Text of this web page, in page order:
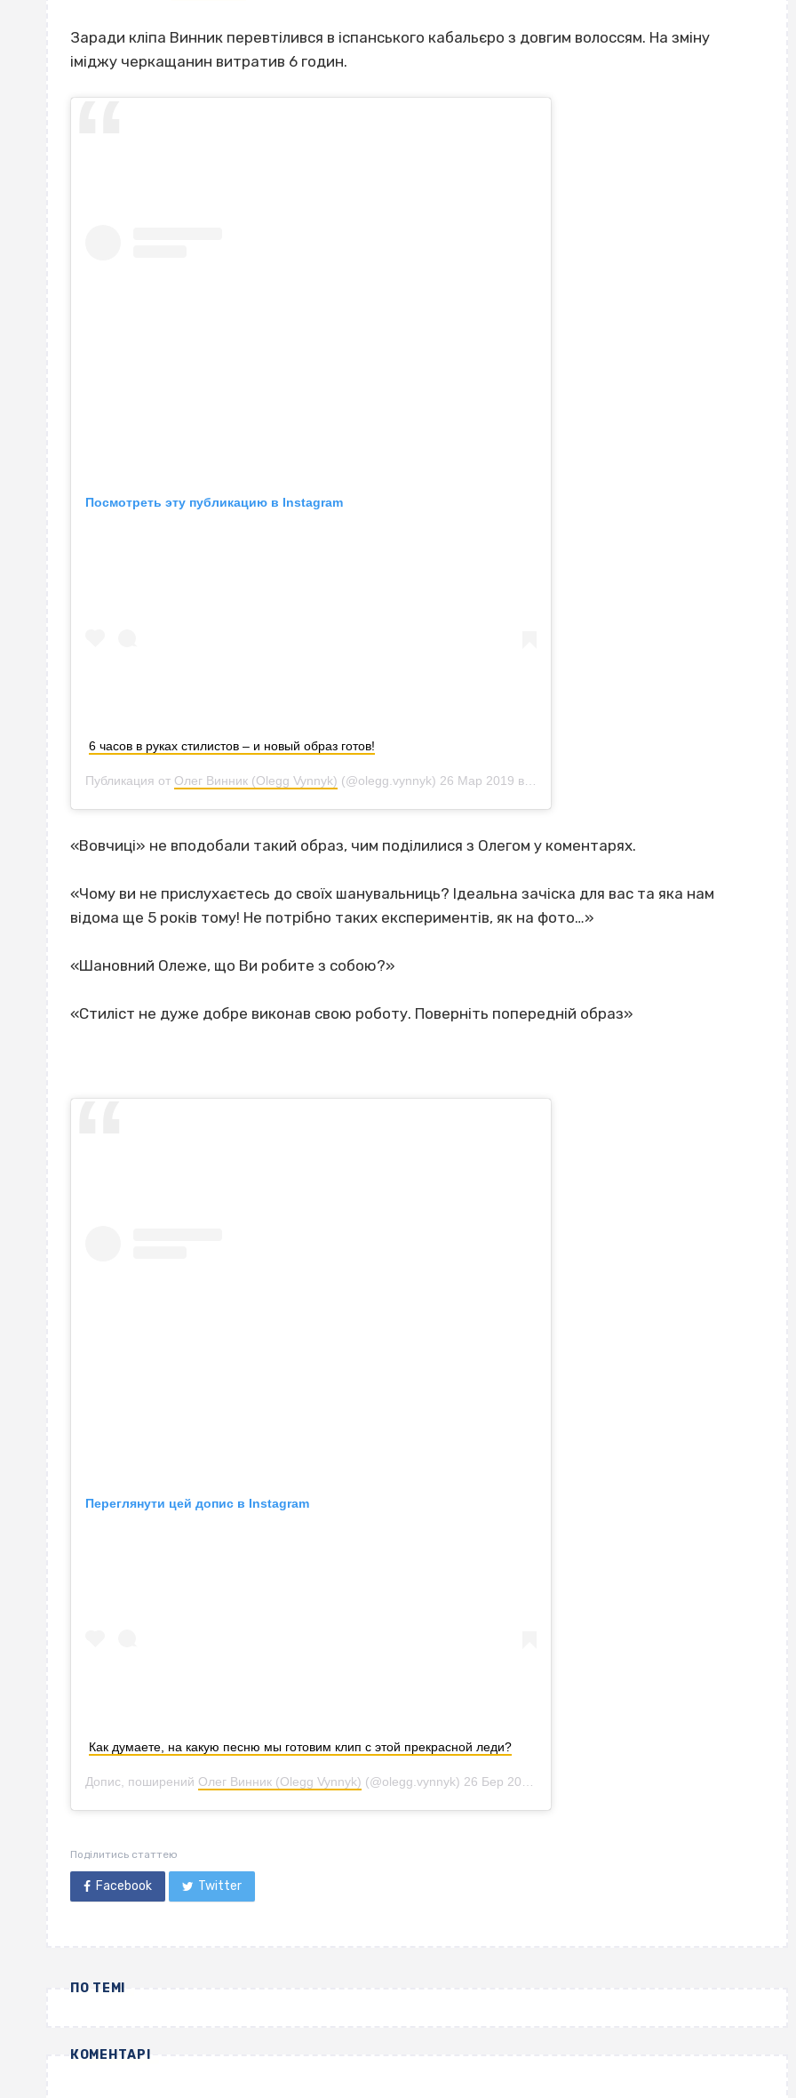
Заради кліпа Винник перевтілився в іспанського кабальєро з довгим волоссям. На зміну
іміджу черкащанин витратив 6 годин.
Посмотреть эту публикацию в Instagram
6 часов в руках стилистов – и новый образ готов!
Публикация от Олег Винник (Olegg Vynnyk) (@olegg.vynnyk) 26 Мар 2019 в 9:00 PDT
«Вовчиці» не вподобали такий образ, чим поділилися з Олегом у коментарях.
«Чому ви не прислухаєтесь до своїх шанувальниць? Ідеальна зачіска для вас та яка нам
відома ще 5 років тому! Не потрібно таких експериментів, як на фото…»
«Шановний Олеже, що Ви робите з собою?»
«Стиліст не дуже добре виконав свою роботу. Поверніть попередній образ»
Переглянути цей допис в Instagram
Как думаете, на какую песню мы готовим клип с этой прекрасной леди?
Допис, поширений Олег Винник (Olegg Vynnyk) (@olegg.vynnyk) 26 Бер 2019 р. о 10:00 PDT
Поділитись статтею
Facebook Twitter
ПО ТЕМІ
КОМЕНТАРІ